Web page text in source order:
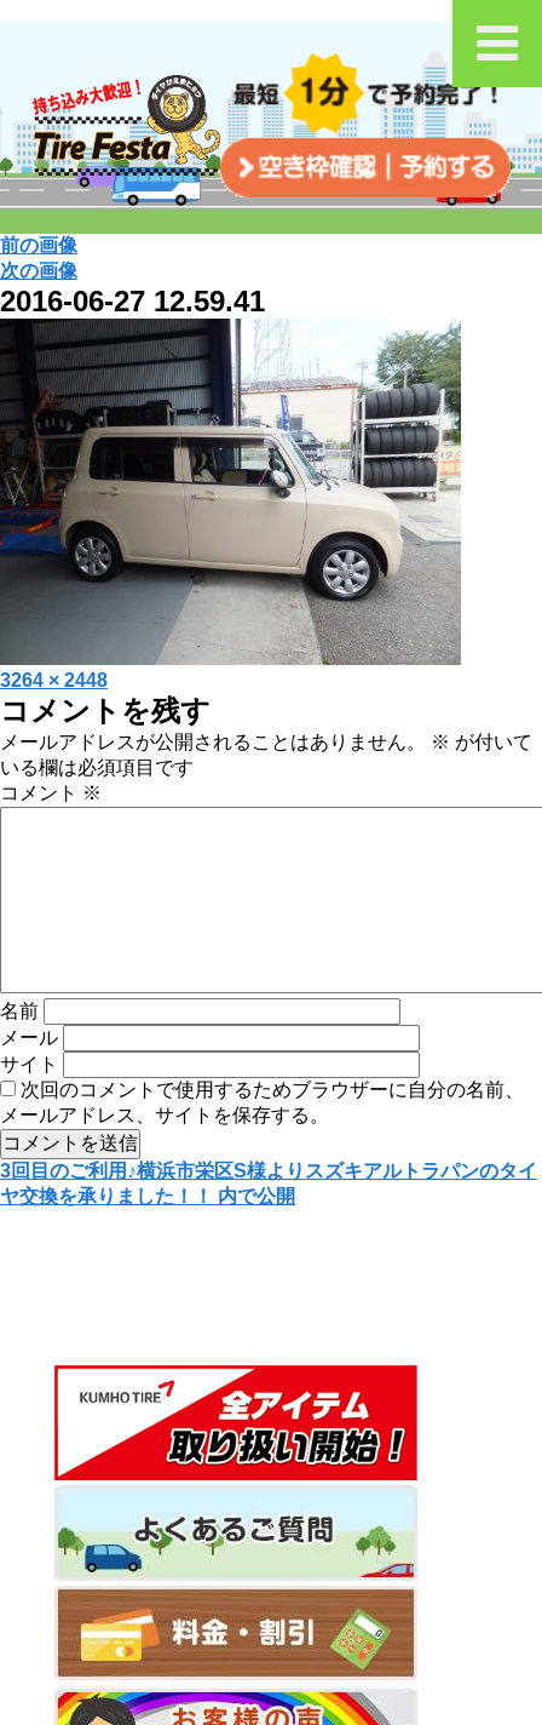
前の画像
次の画像
2016-06-27 12.59.41
投
稿
日:
フ
ル
サ
イ
ズ
3264 × 2448
コメントを残す
メールアドレスが公開されることはありません。 ※ が付いて
いる欄は必須項目です
コメント ※
名前
メール
サイト
次回のコメントで使用するためブラウザーに自分の名前、
メールアドレス、サイトを保存する。
投
稿
3回目のご利用♪横浜市栄区S様よりスズキアルトラパンのタイ
ヤ交換を承りました！！
内で公開